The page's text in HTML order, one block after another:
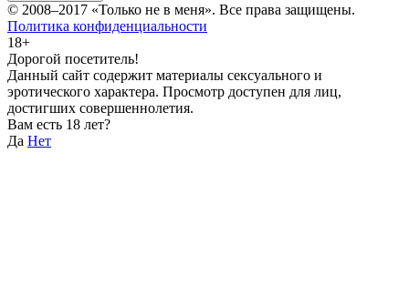
© 2008–2017 «Только не в меня». Все права защищены.
Политика конфиденциальности
18+
Дорогой посетитель!
Данный сайт содержит материалы сексуального и
эротического характера. Просмотр доступен для лиц,
достигших совершеннолетия.
Вам есть 18 лет?
Да Нет